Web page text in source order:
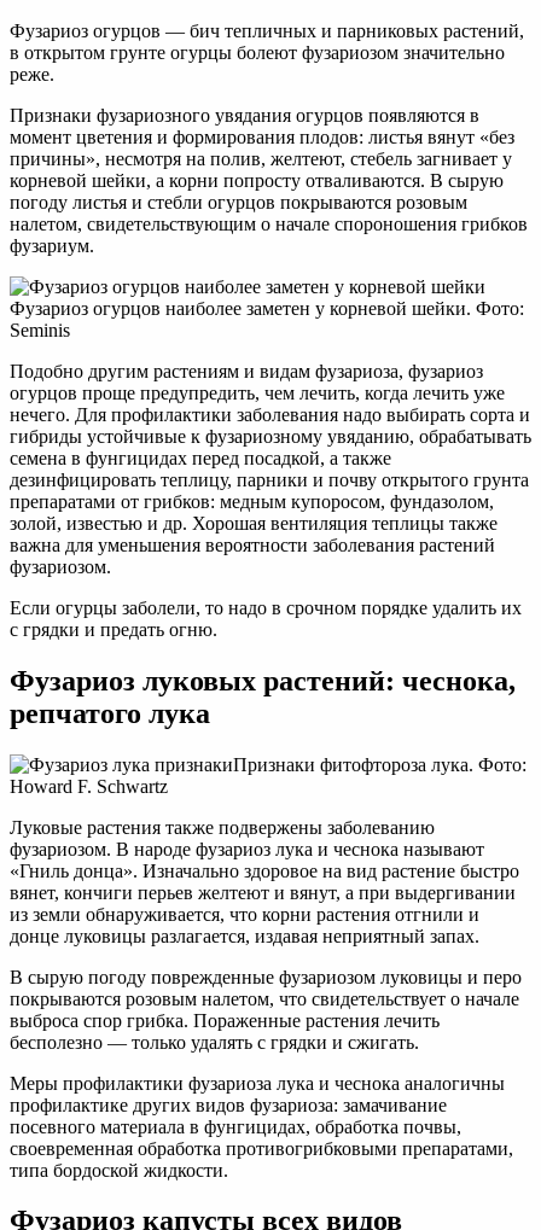
Фузариоз огурцов — бич тепличных и парниковых растений,
в открытом грунте огурцы болеют фузариозом значительно
реже.
Признаки фузариозного увядания огурцов появляются в
момент цветения и формирования плодов: листья вянут «без
причины», несмотря на полив, желтеют, стебель загнивает у
корневой шейки, а корни попросту отваливаются. В сырую
погоду листья и стебли огурцов покрываются розовым
налетом, свидетельствующим о начале спороношения грибков
фузариум.
Фузариоз огурцов наиболее заметен у корневой шейки. Фото:
Seminis
Подобно другим растениям и видам фузариоза, фузариоз
огурцов проще предупредить, чем лечить, когда лечить уже
нечего. Для профилактики заболевания надо выбирать сорта и
гибриды устойчивые к фузариозному увяданию, обрабатывать
семена в фунгицидах перед посадкой, а также
дезинфицировать теплицу, парники и почву открытого грунта
препаратами от грибков: медным купоросом, фундазолом,
золой, известью и др. Хорошая вентиляция теплицы также
важна для уменьшения вероятности заболевания растений
фузариозом.
Если огурцы заболели, то надо в срочном порядке удалить их
с грядки и предать огню.
Фузариоз луковых растений: чеснока,
репчатого лука
Признаки фитофтороза лука. Фото:
Howard F. Schwartz
Луковые растения также подвержены заболеванию
фузариозом. В народе фузариоз лука и чеснока называют
«Гниль донца». Изначально здоровое на вид растение быстро
вянет, кончиги перьев желтеют и вянут, а при выдергивании
из земли обнаруживается, что корни растения отгнили и
донце луковицы разлагается, издавая неприятный запах.
В сырую погоду поврежденные фузариозом луковицы и перо
покрываются розовым налетом, что свидетельствует о начале
выброса спор грибка. Пораженные растения лечить
бесполезно — только удалять с грядки и сжигать.
Меры профилактики фузариоза лука и чеснока аналогичны
профилактике других видов фузариоза: замачивание
посевного материала в фунгицидах, обработка почвы,
своевременная обработка противогрибковыми препаратами,
типа бордоской жидкости.
Фузариоз капусты всех видов